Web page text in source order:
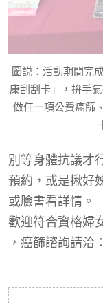
圖説：活動期間完
康刮刮卡」，拚手
做任一項公費癌篩
別等身體抗議才
預約，或是揪好
或臉書看詳情。
歡迎符合資格婦
，癌篩諮詢請